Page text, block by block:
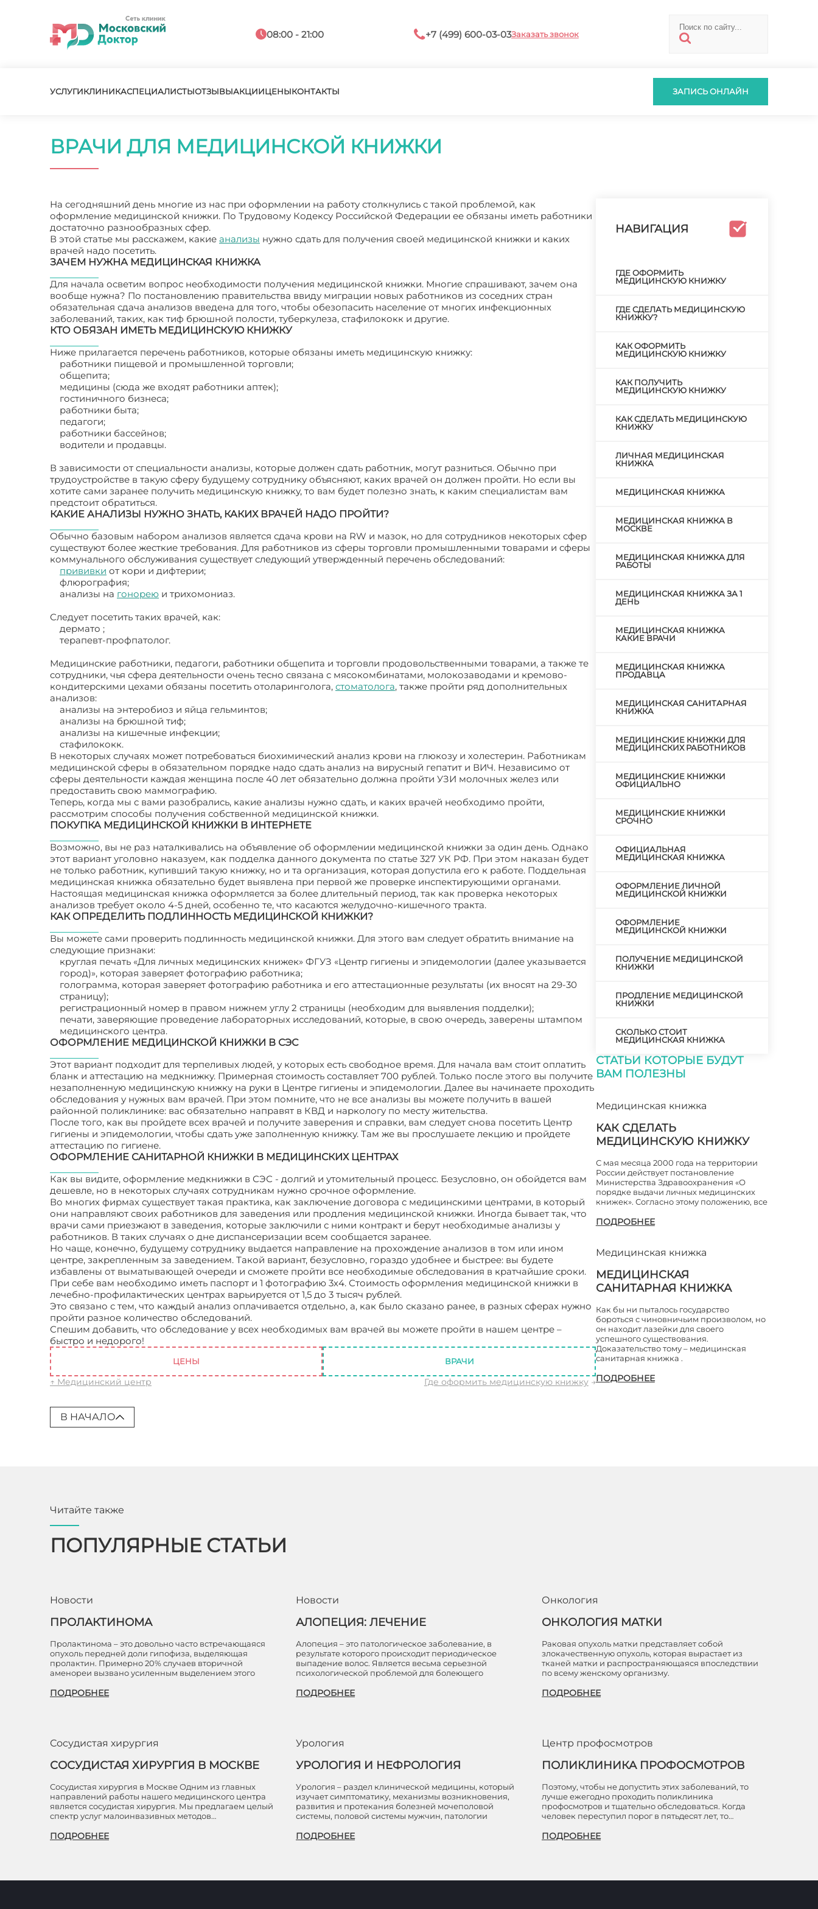
08:00 - 21:00 +7 (499) 600-03-03Заказать звонок
УСЛУГИКЛИНИКАСПЕЦИАЛИСТЫОТЗЫВЫАКЦИИЦЕНЫКОНТАКТЫ ЗАПИСЬ ОНЛАЙН
ВРАЧИ ДЛЯ МЕДИЦИНСКОЙ КНИЖКИ
На сегодняшний день многие из нас при оформлении на работу столкнулись с такой проблемой, как
оформление медицинской книжки. По Трудовому Кодексу Российской Федерации ее обязаны иметь работники
достаточно разнообразных сфер.
В этой статье мы расскажем, какие анализы нужно сдать для получения своей медицинской книжки и каких
врачей надо посетить.
ЗАЧЕМ НУЖНА МЕДИЦИНСКАЯ КНИЖКА
Для начала осветим вопрос необходимости получения медицинской книжки. Многие спрашивают, зачем она
вообще нужна? По постановлению правительства ввиду миграции новых работников из соседних стран
обязательная сдача анализов введена для того, чтобы обезопасить население от многих инфекционных
заболеваний, таких, как тиф брюшной полости, туберкулеза, стафилококк и другие.
КТО ОБЯЗАН ИМЕТЬ МЕДИЦИНСКУЮ КНИЖКУ
Ниже прилагается перечень работников, которые обязаны иметь медицинскую книжку:
работники пищевой и промышленной торговли;
общепита;
медицины (сюда же входят работники аптек);
гостиничного бизнеса;
работники быта;
педагоги;
работники бассейнов;
водители и продавцы.
В зависимости от специальности анализы, которые должен сдать работник, могут разниться. Обычно при
трудоустройстве в такую сферу будущему сотруднику объясняют, каких врачей он должен пройти. Но если вы
хотите сами заранее получить медицинскую книжку, то вам будет полезно знать, к каким специалистам вам
предстоит обратиться.
КАКИЕ АНАЛИЗЫ НУЖНО ЗНАТЬ, КАКИХ ВРАЧЕЙ НАДО ПРОЙТИ?
Обычно базовым набором анализов является сдача крови на RW и мазок, но для сотрудников некоторых сфер
существуют более жесткие требования. Для работников из сферы торговли промышленными товарами и сферы
коммунального обслуживания существует следующий утвержденный перечень обследований:
прививки от кори и дифтерии;
флюрография;
анализы на гонорею и трихомониаз.
Следует посетить таких врачей, как:
дермато ;
терапевт-профпатолог.
Медицинские работники, педагоги, работники общепита и торговли продовольственными товарами, а также те
сотрудники, чья сфера деятельности очень тесно связана с мясокомбинатами, молокозаводами и кремово-
кондитерскими цехами обязаны посетить отоларинголога, стоматолога, также пройти ряд дополнительных
анализов:
анализы на энтеробиоз и яйца гельминтов;
анализы на брюшной тиф;
анализы на кишечные инфекции;
стафилококк.
В некоторых случаях может потребоваться биохимический анализ крови на глюкозу и холестерин. Работникам
медицинской сферы в обязательном порядке надо сдать анализ на вирусный гепатит и ВИЧ. Независимо от
сферы деятельности каждая женщина после 40 лет обязательно должна пройти УЗИ молочных желез или
предоставить свою маммографию.
Теперь, когда мы с вами разобрались, какие анализы нужно сдать, и каких врачей необходимо пройти,
рассмотрим способы получения собственной медицинской книжки.
ПОКУПКА МЕДИЦИНСКОЙ КНИЖКИ В ИНТЕРНЕТЕ
Возможно, вы не раз наталкивались на объявление об оформлении медицинской книжки за один день. Однако
этот вариант уголовно наказуем, как подделка данного документа по статье 327 УК РФ. При этом наказан будет
не только работник, купивший такую книжку, но и та организация, которая допустила его к работе. Поддельная
медицинская книжка обязательно будет выявлена при первой же проверке инспектирующими органами.
Настоящая медицинская книжка оформляется за более длительный период, так как проверка некоторых
анализов требует около 4-5 дней, особенно те, что касаются желудочно-кишечного тракта.
КАК ОПРЕДЕЛИТЬ ПОДЛИННОСТЬ МЕДИЦИНСКОЙ КНИЖКИ?
Вы можете сами проверить подлинность медицинской книжки. Для этого вам следует обратить внимание на
следующие признаки:
круглая печать «Для личных медицинских книжек» ФГУЗ «Центр гигиены и эпидемологии (далее указывается
город)», которая заверяет фотографию работника;
голограмма, которая заверяет фотографию работника и его аттестационные результаты (их вносят на 29-30
страницу);
регистрационный номер в правом нижнем углу 2 страницы (необходим для выявления подделки);
печати, заверяющие проведение лабораторных исследований, которые, в свою очередь, заверены штампом
медицинского центра.
ОФОРМЛЕНИЕ МЕДИЦИНСКОЙ КНИЖКИ В СЭС
Этот вариант подходит для терпеливых людей, у которых есть свободное время. Для начала вам стоит оплатить
бланк и аттестацию на медкнижку. Примерная стоимость составляет 700 рублей. Только после этого вы получите
незаполненную медицинскую книжку на руки в Центре гигиены и эпидемологии. Далее вы начинаете проходить
обследования у нужных вам врачей. При этом помните, что не все анализы вы можете получить в вашей
районной поликлинике: вас обязательно направят в КВД и наркологу по месту жительства.
После того, как вы пройдете всех врачей и получите заверения и справки, вам следует снова посетить Центр
гигиены и эпидемологии, чтобы сдать уже заполненную книжку. Там же вы прослушаете лекцию и пройдете
аттестацию по гигиене.
ОФОРМЛЕНИЕ САНИТАРНОЙ КНИЖКИ В МЕДИЦИНСКИХ ЦЕНТРАХ
Как вы видите, оформление медкнижки в СЭС - долгий и утомительный процесс. Безусловно, он обойдется вам
дешевле, но в некоторых случаях сотрудникам нужно срочное оформление.
Во многих фирмах существует такая практика, как заключение договора с медицинскими центрами, в который
они направляют своих работников для заведения или продления медицинской книжки. Иногда бывает так, что
врачи сами приезжают в заведения, которые заключили с ними контракт и берут необходимые анализы у
работников. В таких случаях о дне диспансеризации всем сообщается заранее.
Но чаще, конечно, будущему сотруднику выдается направление на прохождение анализов в том или ином
центре, закрепленным за заведением. Такой вариант, безусловно, гораздо удобнее и быстрее: вы будете
избавлены от выматывающей очереди и сможете пройти все необходимые обследования в кратчайшие сроки.
При себе вам необходимо иметь паспорт и 1 фотографию 3х4. Стоимость оформления медицинской книжки в
лечебно-профилактических центрах варьируется от 1,5 до 3 тысяч рублей.
Это связано с тем, что каждый анализ оплачивается отдельно, а, как было сказано ранее, в разных сферах нужно
пройти разное количество обследований.
Спешим добавить, что обследование у всех необходимых вам врачей вы можете пройти в нашем центре –
быстро и недорого!
ЦЕНЫ ВРАЧИ
↑ Медицинский центр Где оформить медицинскую книжку→
В НАЧАЛО
НАВИГАЦИЯ
ГДЕ ОФОРМИТЬ
МЕДИЦИНСКУЮ КНИЖКУ
ГДЕ СДЕЛАТЬ МЕДИЦИНСКУЮ
КНИЖКУ?
КАК ОФОРМИТЬ
МЕДИЦИНСКУЮ КНИЖКУ
КАК ПОЛУЧИТЬ
МЕДИЦИНСКУЮ КНИЖКУ
КАК СДЕЛАТЬ МЕДИЦИНСКУЮ
КНИЖКУ
ЛИЧНАЯ МЕДИЦИНСКАЯ
КНИЖКА
МЕДИЦИНСКАЯ КНИЖКА
МЕДИЦИНСКАЯ КНИЖКА В
МОСКВЕ
МЕДИЦИНСКАЯ КНИЖКА ДЛЯ
РАБОТЫ
МЕДИЦИНСКАЯ КНИЖКА ЗА 1
ДЕНЬ
МЕДИЦИНСКАЯ КНИЖКА
КАКИЕ ВРАЧИ
МЕДИЦИНСКАЯ КНИЖКА
ПРОДАВЦА
МЕДИЦИНСКАЯ САНИТАРНАЯ
КНИЖКА
МЕДИЦИНСКИЕ КНИЖКИ ДЛЯ
МЕДИЦИНСКИХ РАБОТНИКОВ
МЕДИЦИНСКИЕ КНИЖКИ
ОФИЦИАЛЬНО
МЕДИЦИНСКИЕ КНИЖКИ
СРОЧНО
ОФИЦИАЛЬНАЯ
МЕДИЦИНСКАЯ КНИЖКА
ОФОРМЛЕНИЕ ЛИЧНОЙ
МЕДИЦИНСКОЙ КНИЖКИ
ОФОРМЛЕНИЕ
МЕДИЦИНСКОЙ КНИЖКИ
ПОЛУЧЕНИЕ МЕДИЦИНСКОЙ
КНИЖКИ
ПРОДЛЕНИЕ МЕДИЦИНСКОЙ
КНИЖКИ
СКОЛЬКО СТОИТ
МЕДИЦИНСКАЯ КНИЖКА
СТАТЬИ КОТОРЫЕ БУДУТ
ВАМ ПОЛЕЗНЫ
Медицинская книжка
КАК СДЕЛАТЬ
МЕДИЦИНСКУЮ КНИЖКУ
С мая месяца 2000 года на территории
России действует постановление
Министерства Здравоохранения «О
порядке выдачи личных медицинских
книжек». Согласно этому положению, все
ПОДРОБНЕЕ
Медицинская книжка
МЕДИЦИНСКАЯ
САНИТАРНАЯ КНИЖКА
Как бы ни пыталось государство
бороться с чиновничьим произволом, но
он находит лазейки для своего
успешного существования.
Доказательство тому – медицинская
санитарная книжка .
ПОДРОБНЕЕ
Читайте также
ПОПУЛЯРНЫЕ СТАТЬИ
Новости
ПРОЛАКТИНОМА
Пролактинома – это довольно часто встречающаяся
опухоль передней доли гипофиза, выделяющая
пролактин. Примерно 20% случаев вторичной
аменореи вызвано усиленным выделением этого
ПОДРОБНЕЕ
Новости
АЛОПЕЦИЯ: ЛЕЧЕНИЕ
Алопеция – это патологическое заболевание, в
результате которого происходит периодическое
выпадение волос. Является весьма серьезной
психологической проблемой для болеющего
ПОДРОБНЕЕ
Онкология
ОНКОЛОГИЯ МАТКИ
Раковая опухоль матки представляет собой
злокачественную опухоль, которая вырастает из
тканей матки и распространяющаяся впоследствии
по всему женскому организму.
ПОДРОБНЕЕ
Сосудистая хирургия
СОСУДИСТАЯ ХИРУРГИЯ В МОСКВЕ
Сосудистая хирургия в Москве Одним из главных
направлений работы нашего медицинского центра
является сосудистая хирургия. Мы предлагаем целый
спектр услуг малоинвазивных методов…
ПОДРОБНЕЕ
Урология
УРОЛОГИЯ И НЕФРОЛОГИЯ
Урология – раздел клинической медицины, который
изучает симптоматику, механизмы возникновения,
развития и протекания болезней мочеполовой
системы, половой системы мужчин, патологии
ПОДРОБНЕЕ
Центр профосмотров
ПОЛИКЛИНИКА ПРОФОСМОТРОВ
Поэтому, чтобы не допустить этих заболеваний, то
лучше ежегодно проходить поликлиника
профосмотров и тщательно обследоваться. Когда
человек переступил порог в пятьдесят лет, то…
ПОДРОБНЕЕ